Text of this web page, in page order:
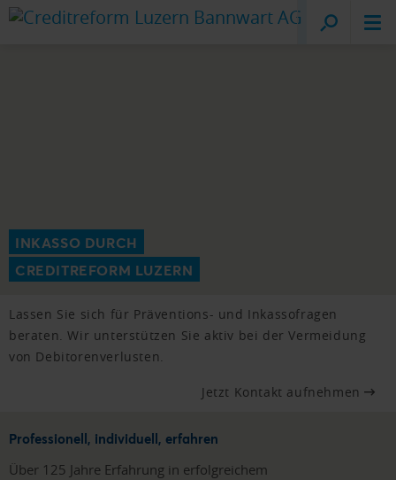
Creditreform
Lucerne
INKASSO DURCH
CREDITREFORM LUZERN
Lassen Sie sich für Präventions- und Inkassofragen
beraten. Wir unterstützen Sie aktiv bei der Vermeidung
von Debitorenverlusten.
Jetzt Kontakt aufnehmen
Professionell, individuell, erfahren
Über 125 Jahre Erfahrung in erfolgreichem